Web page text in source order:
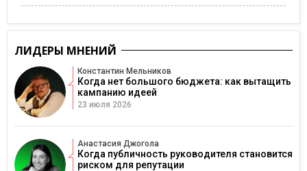
ЛИДЕРЫ МНЕНИЙ
Константин Мельников
Когда нет большого бюджета: как вытащить
кампанию идеей
23 июля 2026
Анастасия Джогола
Когда публичность руководителя становится
риском для репутации